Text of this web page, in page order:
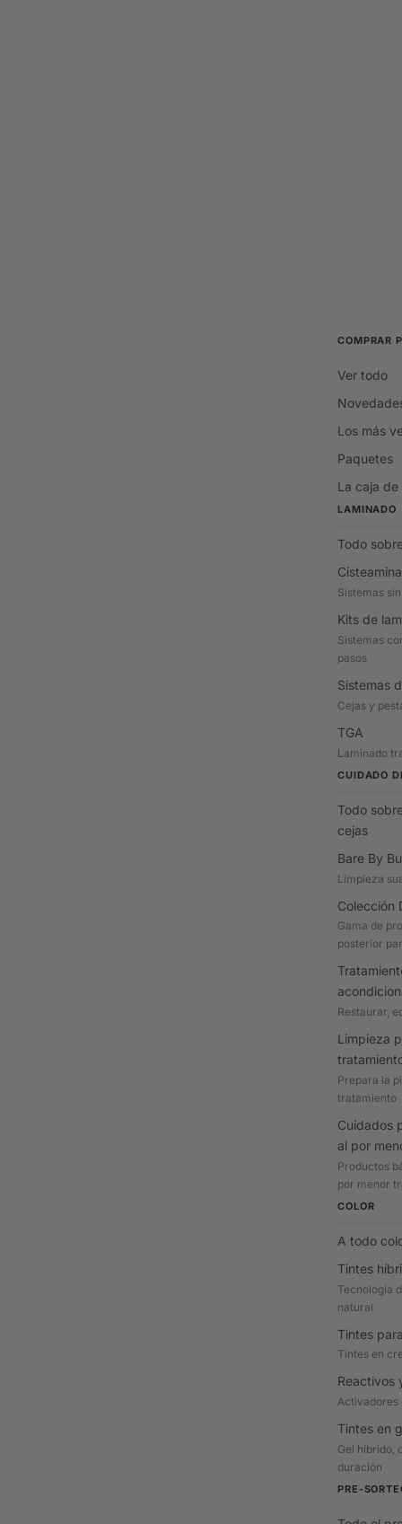
COMPRAR
Ver todo
Los más
Paquetes
La caja
LAMINADO
Todo
Cisteamina
Sistemas
Kits de
Sistemas
pasos
Sistemas
Cejas y
TGA
Laminado
CUIDADO
Todo
cejas
Bare By
Limpieza
Colección
Gama de
posterior
Restaurar,
Limpieza
Prepara la
tratamiento
Cuidados
al por
Productos
por menor
COLOR
A todo
Tintes
Tecnología
natural
Tintes
Tintes en
Reactivos
Activadores
Tintes en
Gel híbrido,
duración
PRE-